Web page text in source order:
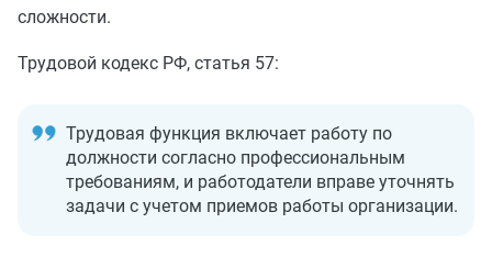
сложности.
Трудовой кодекс РФ, статья 57:
Трудовая функция включает работу по
должности согласно профессиональным
требованиям, и работодатели вправе уточнять
задачи с учетом приемов работы организации.